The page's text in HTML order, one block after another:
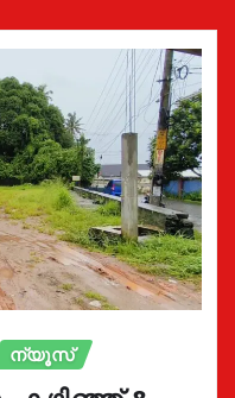
ന്യൂസ്